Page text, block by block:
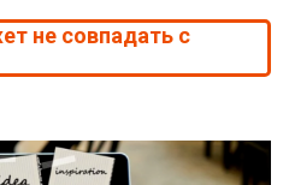
не совпадать с